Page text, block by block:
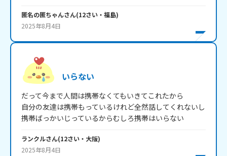
匿名の匿ちゃんさん(12さい・ 福島)
2025年8月4日
いらない
だって今まで人間は携帯なくてもいきてこれたから
自分の友達は携帯もっているけれど全然話してくれないし
携帯ばっかいじっているからむしろ携帯はいらない
ランクルさん(12さい・ 大阪)
2025年8月4日